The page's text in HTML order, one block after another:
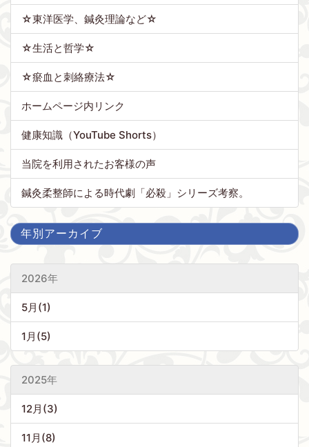
☆東洋医学、鍼灸理論など☆
☆生活と哲学☆
☆瘀血と刺絡療法☆
ホームページ内リンク
健康知識（YouTube Shorts）
当院を利用されたお客様の声
鍼灸柔整師による時代劇「必殺」シリーズ考察。
年別アーカイブ
2026年
5月(1)
1月(5)
2025年
12月(3)
11月(8)